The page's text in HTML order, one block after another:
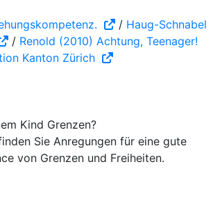
/ Haug-Schnabel
/ Renold (2010) Achtung, Teenager!
Kanton Zürich
Kind Grenzen?
Sie Anregungen für eine gute
von Grenzen und Freiheiten.